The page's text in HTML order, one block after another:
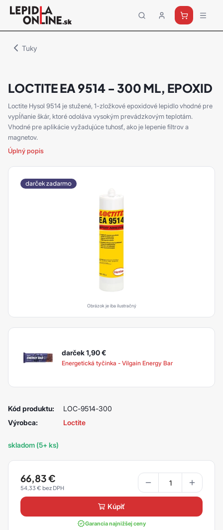
Priemyselné
lepidlá
Tuky
LOCTITE EA 9514 - 300 ML, EPOXID
Loctite Hysol 9514 je stužené, 1-zložkové epoxidové lepidlo vhodné pre
vypĺňanie škár, ktoré odoláva vysokým prevádzkovým teplotám.
Vhodné pre aplikácie vyžadujúce tuhosť, ako je lepenie filtrov a
magnetov.
Úplný popis
darček zadarmo
Obrázok je iba ilustračný
darček 1,90€
Energetická tyčinka - Vilgain Energy Bar
Kód produktu:
LOC-9514-300
Výrobca:
Loctite
skladom (5+ ks)
66,83€
54,33 €
kúpiť
Garancia najnižšej ceny